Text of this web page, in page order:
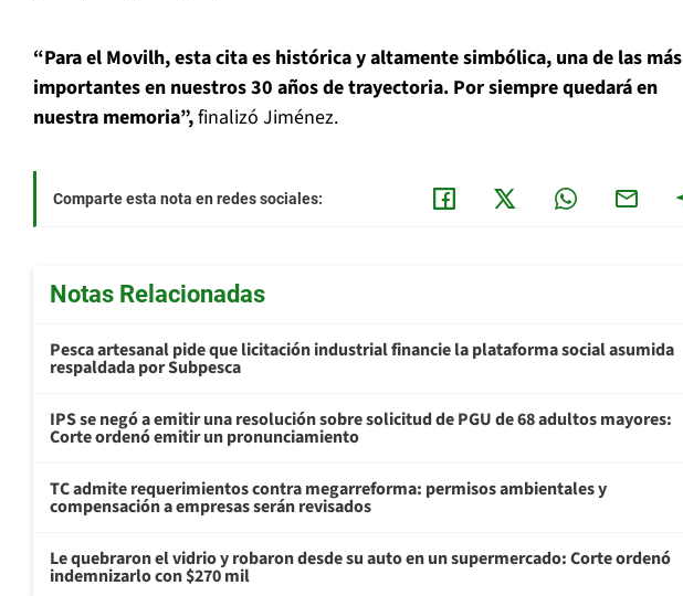
“Para el Movilh, esta cita es histórica y altamente simbólica, una de las más
importantes en nuestros 30 años de trayectoria. Por siempre quedará en
nuestra memoria”,finalizó Jiménez.
Comparte esta nota en redes sociales:
Notas Relacionadas
Pesca artesanal pide que licitación industrial financie la plataforma social asumida
respaldada por Subpesca
IPS se negó a emitir una resolución sobre solicitud de PGU de 68 adultos mayores:
Corte ordenó emitir un pronunciamiento
TC admite requerimientos contra megarreforma: permisos ambientales y
compensación a empresas serán revisados
Le quebraron el vidrio y robaron desde su auto en un supermercado: Corte ordenó
indemnizarlo con $270 mil